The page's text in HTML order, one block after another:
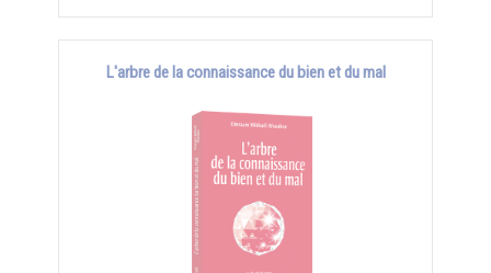
L'arbre de la connaissance du bien et du mal